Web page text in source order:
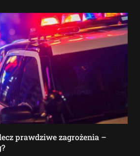
prawdziwe zagrożenia –